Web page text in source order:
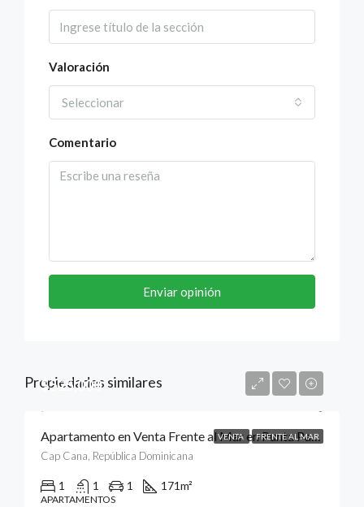
Valoración
Seleccionar
Comentario
Enviar opinión
Propiedades similares
VENTA FRENTE AL MAR
$525,000
Apartamento en Venta Frente al Mar en Punta Palmera, Cap Cana, Punta Cana
Cap Cana, República Dominicana
1 1 1 171m²
APARTAMENTOS